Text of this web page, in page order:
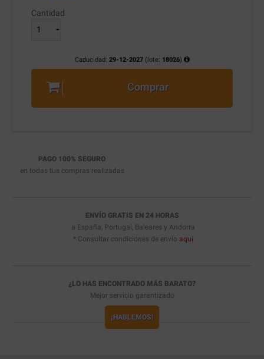
Cantidad
Caducidad: 29-12-2027(lote: 18026)
Comprar
PAGO 100% SEGURO
en todas tus compras realizadas
ENVÍO GRATIS EN 24 HORAS
a España, Portugal, Baleares y Andorra
* Consultar condiciones de envío aquí
¿LO HAS ENCONTRADO MÁS BARATO?
Mejor servicio garantizado
¡HABLEMOS!